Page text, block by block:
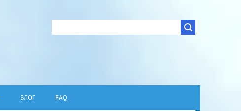
БЛОГ FAQ